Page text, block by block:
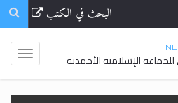
البحث في الكتب
الإسلامية الأحمدية